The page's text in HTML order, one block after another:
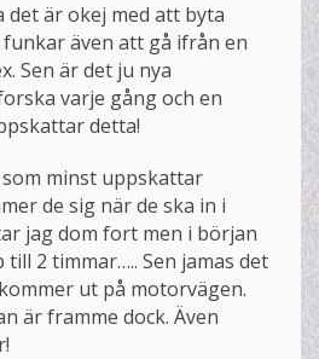
det är okej med att byta
även att gå ifrån en
Sen är det ju nya
varje gång och en
detta!
minst uppskattar
de sig när de ska in i
jag dom fort men i början
2 timmar….. Sen jamas det
ut på motorvägen.
är framme dock. Även